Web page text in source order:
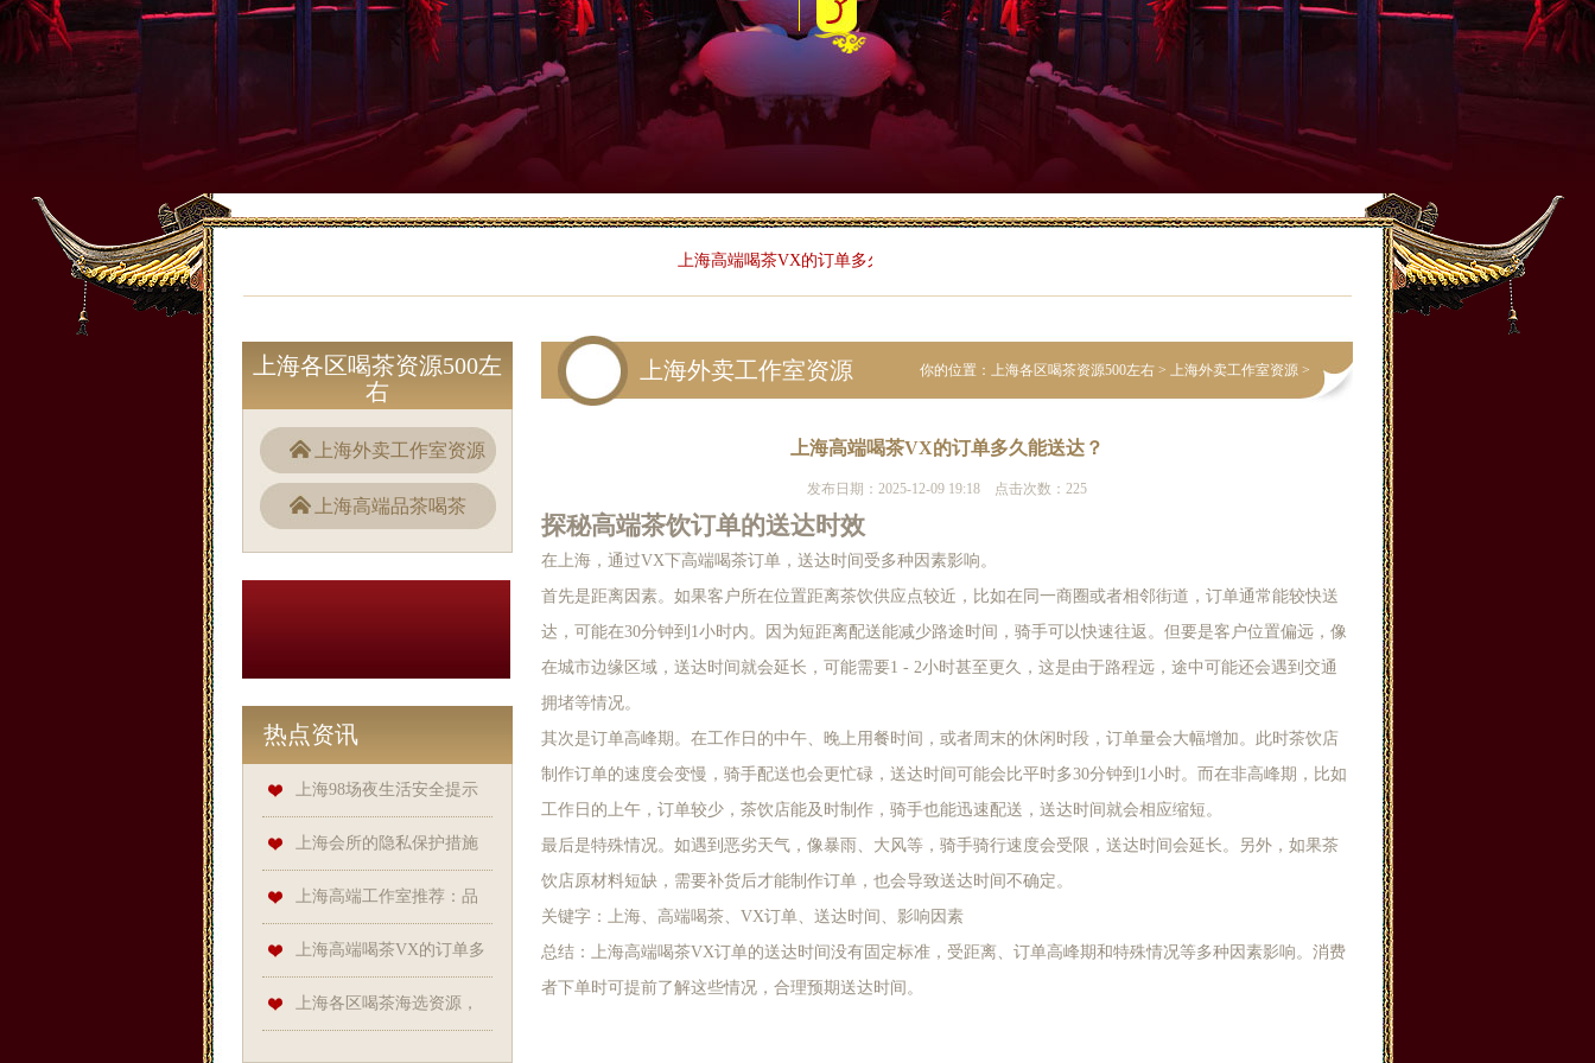
上海高端喝茶VX的订单多久能送达？
上海各区喝茶资源500左
右
上海外卖工作室资源
上海高端品茶喝茶
热点资讯
上海98场夜生活安全提示
上海会所的隐私保护措施
如何？上海高端工作室推荐：品
茶搭配与品尝技巧
上海高端喝茶VX的订单多
久能送达？
上海各区喝茶海选资源，
上海外卖工作室资源 你的位置： 上海各区喝茶资源500左右 > 上海外卖工作室资源 >
上海高端喝茶VX的订单多久能送达？
发布日期：2025-12-09 19:18 点击次数：225
探秘高端茶饮订单的送达时效
在上海，通过VX下高端喝茶订单，送达时间受多种因素影响。
首先是距离因素。如果客户所在位置距离茶饮供应点较近，比如在同一商圈或者相邻街道，订单通常能较快送
达，可能在30分钟到1小时内。因为短距离配送能减少路途时间，骑手可以快速往返。但要是客户位置偏远，像
在城市边缘区域，送达时间就会延长，可能需要1 - 2小时甚至更久，这是由于路程远，途中可能还会遇到交通
拥堵等情况。
其次是订单高峰期。在工作日的中午、晚上用餐时间，或者周末的休闲时段，订单量会大幅增加。此时茶饮店
制作订单的速度会变慢，骑手配送也会更忙碌，送达时间可能会比平时多30分钟到1小时。而在非高峰期，比如
工作日的上午，订单较少，茶饮店能及时制作，骑手也能迅速配送，送达时间就会相应缩短。
最后是特殊情况。如遇到恶劣天气，像暴雨、大风等，骑手骑行速度会受限，送达时间会延长。另外，如果茶
饮店原材料短缺，需要补货后才能制作订单，也会导致送达时间不确定。
关键字：上海、高端喝茶、VX订单、送达时间、影响因素
总结：上海高端喝茶VX订单的送达时间没有固定标准，受距离、订单高峰期和特殊情况等多种因素影响。消费
者下单时可提前了解这些情况，合理预期送达时间。